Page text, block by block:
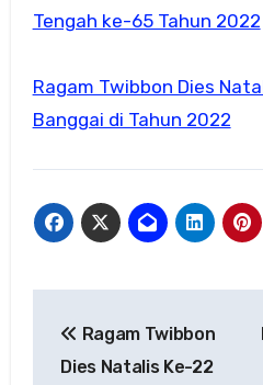
Tengah ke-65 Tahun 2022
Ragam Twibbon Dies
Banggai di Tahun 2022
pos
Ragam Twibbon
Dies Natalis Ke-22